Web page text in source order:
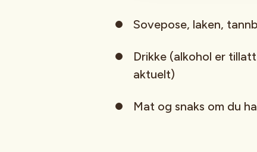
Sovepose, laken,
Drikke (alkohol er
aktuelt)
Mat og snaks om du